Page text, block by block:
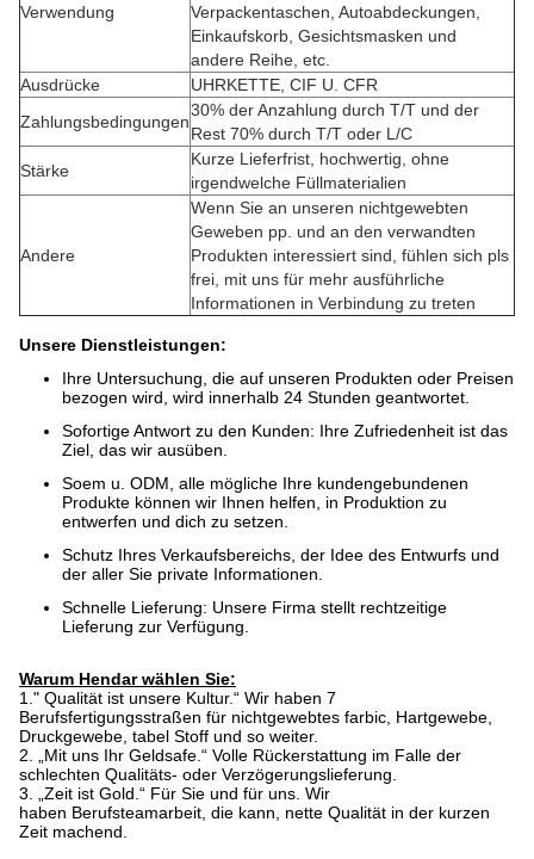
Verwendung
Verpackentaschen, Autoabdeckungen,
Einkaufskorb, Gesichtsmasken und
andere Reihe, etc.
Ausdrücke
UHRKETTE, CIF U. CFR
Zahlungsbedingungen
30% der Anzahlung durch T/T und der
Rest 70% durch T/T oder L/C
Stärke
Kurze Lieferfrist, hochwertig, ohne
irgendwelche Füllmaterialien
Andere
Wenn Sie an unseren nichtgewebten
Geweben pp. und an den verwandten
Produkten interessiert sind, fühlen sich pls
frei, mit uns für mehr ausführliche
Informationen in Verbindung zu treten
Unsere Dienstleistungen:
Ihre Untersuchung, die auf unseren Produkten oder Preisen
bezogen wird, wird innerhalb 24 Stunden geantwortet.
Sofortige Antwort zu den Kunden: Ihre Zufriedenheit ist das
Ziel, das wir ausüben.
Soem u. ODM, alle mögliche Ihre kundengebundenen
Produkte können wir Ihnen helfen, in Produktion zu
entwerfen und dich zu setzen.
Schutz Ihres Verkaufsbereichs, der Idee des Entwurfs und
der aller Sie private Informationen.
Schnelle Lieferung: Unsere Firma stellt rechtzeitige
Lieferung zur Verfügung.
Warum Hendar wählen Sie:
1." Qualität ist unsere Kultur.“ Wir haben 7
Berufsfertigungsstraßen für nichtgewebtes farbic, Hartgewebe,
Druckgewebe, tabel Stoff und so weiter.
2. „Mit uns Ihr Geldsafe.“ Volle Rückerstattung im Falle der
schlechten Qualitäts- oder Verzögerungslieferung.
3. „Zeit ist Gold.“ Für Sie und für uns. Wir
haben Berufsteamarbeit, die kann, nette Qualität in der kurzen
Zeit machend.